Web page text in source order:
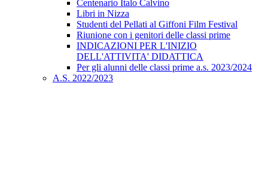
Centenario Italo Calvino
Libri in Nizza
Studenti del Pellati al Giffoni Film Festival
Riunione con i genitori delle classi prime
INDICAZIONI PER L'INIZIO
DELL'ATTIVITA' DIDATTICA
Per gli alunni delle classi prime a.s. 2023/2024
A.S. 2022/2023